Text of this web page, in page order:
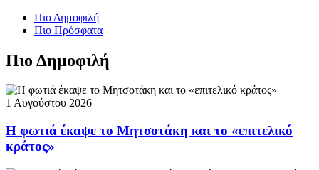
Πιο Δημοφιλή
Πιο Πρόσφατα
Πιο Δημοφιλή
1 Αυγούστου 2026
Η φωτιά έκαψε το Μητσοτάκη και το «επιτελικό
κράτος»